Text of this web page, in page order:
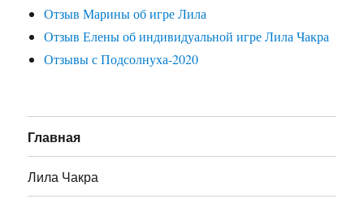
Отзыв Марины об игре Лила
Отзыв Елены об индивидуальной игре Лила Чакра
Отзывы с Подсолнуха-2020
Главная
Лила Чакра